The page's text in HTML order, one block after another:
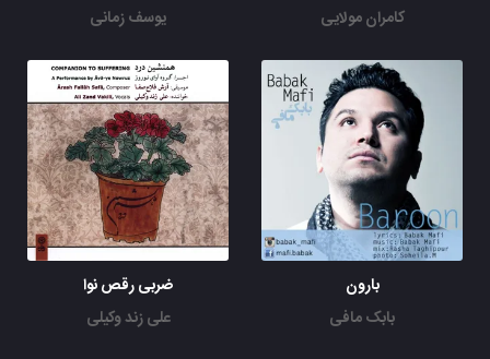
کامران مولایی
یوسف زمانی
بارون
بابک مافی
ضربی رقص نوا
علی زند وکیلی